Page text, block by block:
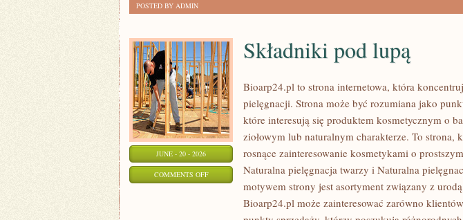
POSTED BY ADMIN
JUNE - 20 - 2026
COMMENTS OFFON
SKŁADNIKI
Składniki pod lupą
Bioarp24.pl to strona internetowa, która
pielęgnacji. Strona może być rozumiana jako
które interesują się produktem kosmetycznym o
ziołowym lub naturalnym charakterze. To strona,
rosnące zainteresowanie kosmetykami o
Naturalna pielęgnacja twarzy i Naturalna
motywem strony jest asortyment związany z
Bioarp24.pl może zainteresować zarówno